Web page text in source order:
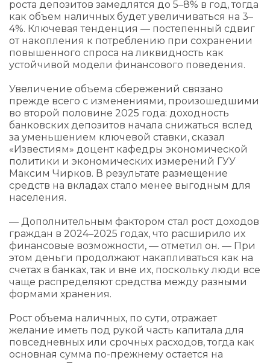
роста депозитов замедлятся до 5–8% в год, тогда
как объем наличных будет увеличиваться на 3–
4%. Ключевая тенденция — постепенный сдвиг
от накопления к потреблению при сохранении
повышенного спроса на ликвидность как
устойчивой модели финансового поведения.
Увеличение объема сбережений связано
прежде всего с изменениями, произошедшими
во второй половине 2025 года: доходность
банковских депозитов начала снижаться вслед
за уменьшением ключевой ставки, сказал
«Известиям» доцент кафедры экономической
политики и экономических измерений ГУУ
Максим Чирков. В результате размещение
средств на вкладах стало менее выгодным для
населения.
— Дополнительным фактором стал рост доходов
граждан в 2024–2025 годах, что расширило их
финансовые возможности, — отметил он. — При
этом деньги продолжают накапливаться как на
счетах в банках, так и вне их, поскольку люди все
чаще распределяют средства между разными
формами хранения.
Рост объема наличных, по сути, отражает
желание иметь под рукой часть капитала для
повседневных или срочных расходов, тогда как
основная сумма по-прежнему остается на